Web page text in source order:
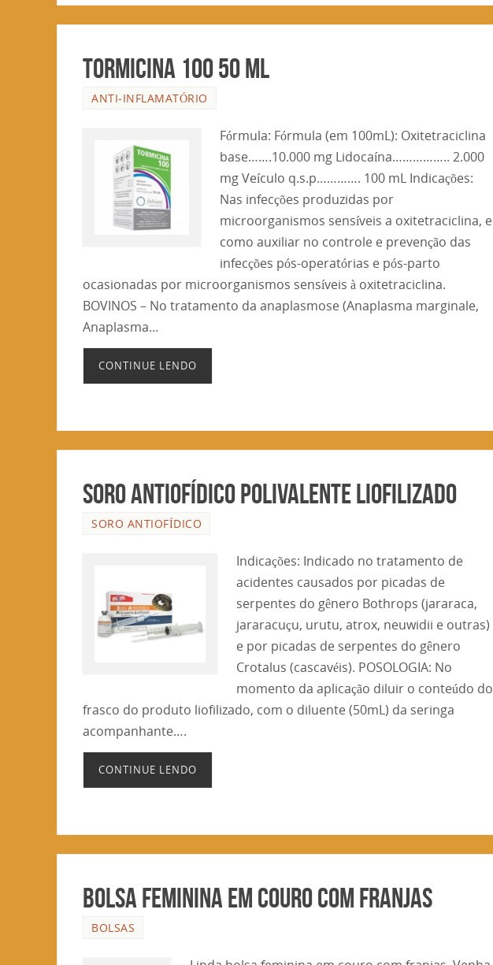
TORMICINA 100 50 ML
ANTI-INFLAMATÓRIO
Fórmula: Fórmula (em 100mL): Oxitetraciclina
base…….10.000 mg Lidocaína…………….. 2.000
mg Veículo q.s.p…………. 100 mL Indicações:
Nas infecções produzidas por
microorganismos sensíveis a oxitetraciclina, e
como auxiliar no controle e prevenção das
infecções pós-operatórias e pós-parto
ocasionadas por microorganismos sensíveis à oxitetraciclina.
BOVINOS – No tratamento da anaplasmose (Anaplasma marginale,
Anaplasma…
CONTINUE LENDO
Soro Antiofídico Polivalente Liofilizado
SORO ANTIOFÍDICO
Indicações: Indicado no tratamento de
acidentes causados por picadas de
serpentes do gênero Bothrops (jararaca,
jararacuçu, urutu, atrox, neuwidii e outras)
e por picadas de serpentes do gênero
Crotalus (cascavéis). POSOLOGIA: No
momento da aplicação diluir o conteúdo do
frasco do produto liofilizado, com o diluente (50mL) da seringa
acompanhante….
CONTINUE LENDO
Bolsa feminina em couro com franjas
BOLSAS